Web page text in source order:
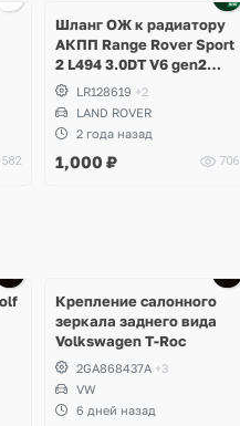
582
Шланг ОЖ к радиатору
АКПП Range Rover Sport
2 L494 3.0DT V6 gen2
Twin-turbo
LR128619 +2
LAND ROVER
2 года назад
1,000 ₽ 706
Крепление салонного
зеркала заднего вида
Volkswagen T-Roc
2GA868437A +3
VW
6 дней назад